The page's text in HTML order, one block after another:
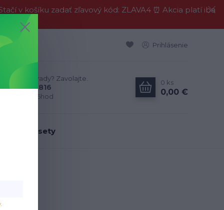
v košíku zadať zľavový kód: ZLAVA4 ⏰ Akcia platí iba
Prihlásenie
Neviete si rady? Zavolajte.
0911 594 816
Po-Pia, 9-16hod
0 ks
0,00 €
sety
.